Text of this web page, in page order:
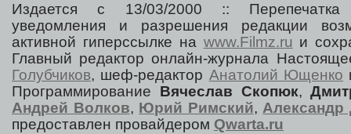
Издается с 13/03/2000 :: Перепечатка
уведомления и разрешения редакции
активной гиперссылке на www.Filmz.ru и
Главный редактор онлайн-журнала
Голубчиков, шеф-редактор Анатолий Ющенко
Программирование Вячеслав Скопюк,
Андрей Волков, Юрий Римский,Александр
предоставлен провайдером Qwarta.ru